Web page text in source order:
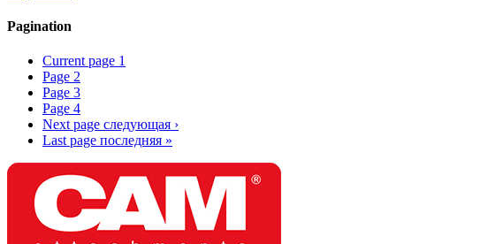
Pagination
Current page 1
Page 2
Page 3
Page 4
Next page следующая ›
Last page последняя »